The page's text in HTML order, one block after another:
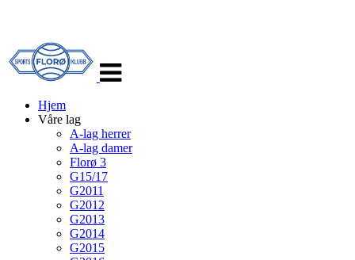
navigasjon
Hjem
Våre lag
A-lag herrer
A-lag damer
Florø 3
G15/17
G2011
G2012
G2013
G2014
G2015